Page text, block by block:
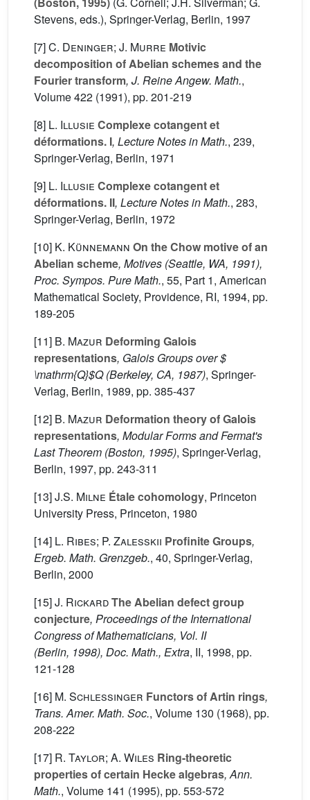
Stevens, eds.), Springer-Verlag, Berlin, 1997
[7]C. Deninger; J. Murre Motivic
decomposition of Abelian schemes and the
Fourier transform, J. Reine Angew. Math.,
Volume 422 (1991), pp. 201-219
[8] L. Illusie Complexe cotangent et
déformations. I, Lecture Notes in Math., 239,
Springer-Verlag, Berlin, 1971
[9] L. Illusie Complexe cotangent et
déformations. II, Lecture Notes in Math., 283,
Springer-Verlag, Berlin, 1972
[10] K. Künnemann On the Chow motive of an
Abelian scheme, Motives (Seattle, WA, 1991),
Proc. Sympos. Pure Math., 55, Part 1, American
Mathematical Society, Providence, RI, 1994, pp.
189-205
[11] B. Mazur Deforming Galois
representations, Galois Groups over $
\mathrm{Q}$Q (Berkeley, CA, 1987), Springer-
Verlag, Berlin, 1989, pp. 385-437
[12] B. Mazur Deformation theory of Galois
representations, Modular Forms and Fermat's
Last Theorem (Boston, 1995), Springer-Verlag,
Berlin, 1997, pp. 243-311
[13]J.S. Milne Étale cohomology, Princeton
University Press, Princeton, 1980
[14] L. Ribes; P. Zalesskii Profinite Groups,
Ergeb. Math. Grenzgeb., 40, Springer-Verlag,
Berlin, 2000
[15]J. RickardThe Abelian defect group
conjecture, Proceedings of the International
Congress of Mathematicians, Vol. II
(Berlin, 1998), Doc. Math., Extra, II, 1998, pp.
121-128
[16] M. Schlessinger Functors of Artin rings,
Trans. Amer. Math. Soc., Volume 130 (1968), pp.
208-222
[17] R. Taylor; A. Wiles Ring-theoretic
properties of certain Hecke algebras, Ann.
Math., Volume 141 (1995), pp. 553-572